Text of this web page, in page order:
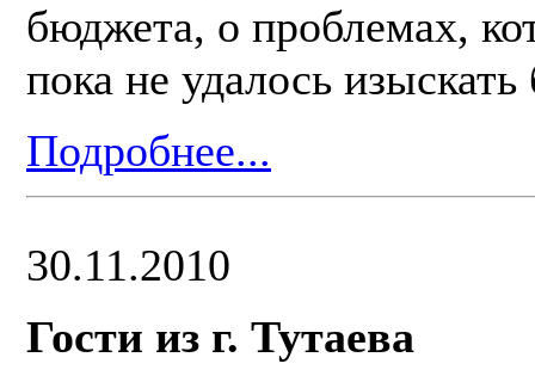
бюджета, о проблемах,
пока не удалось
Подробнее...
30.11.2010
Гости из г. Тутаева